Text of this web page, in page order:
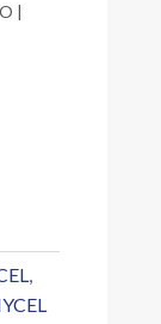
|
,